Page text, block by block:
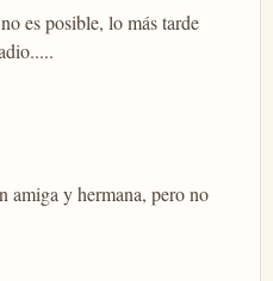
es posible, lo más tarde
amiga y hermana, pero no